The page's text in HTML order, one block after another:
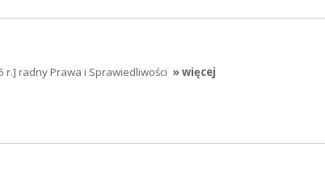
radny Prawa i Sprawiedliwości » więcej